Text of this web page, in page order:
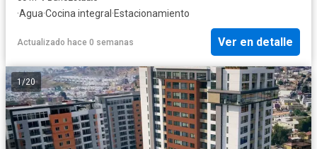
·Agua·Cocina integral ·Estacionamiento
Actualizado hace 0 semanas Ver en detalle
1/20